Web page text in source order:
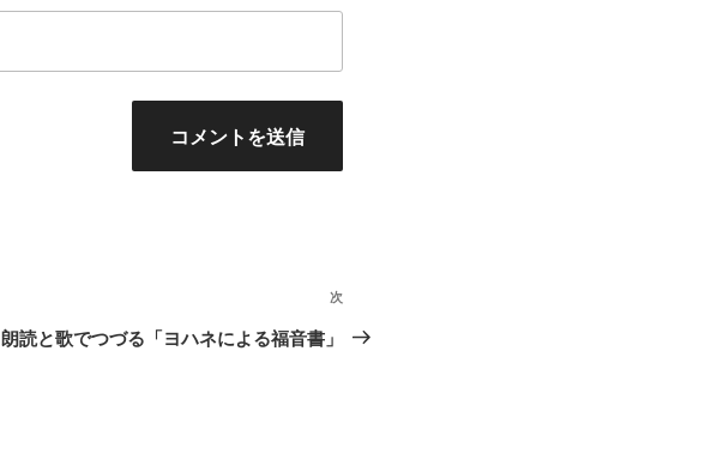
の
次
朗読と歌でつづる「ヨハネによる福音書」